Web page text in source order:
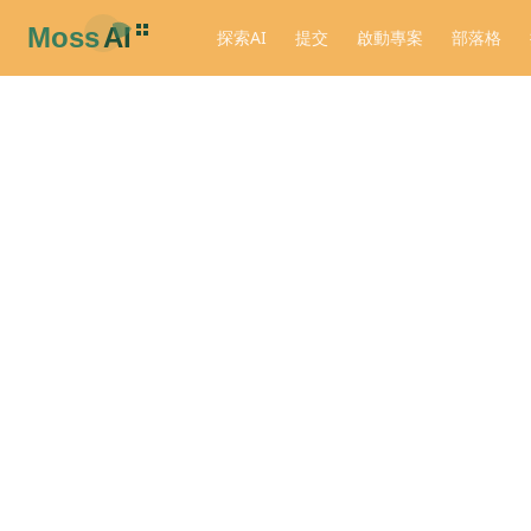
探索AI 提交 啟動專案 部落格